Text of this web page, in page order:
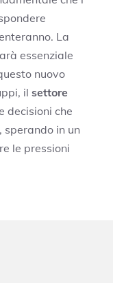
La
essenziale
nuovo
il settore
decisioni che
sperando in un
le pressioni